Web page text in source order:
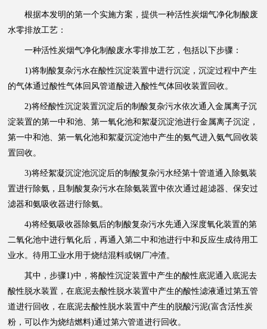
根据本发明的第一个实施方案，提供一种活性炭烟气净化制酸废
水零排放工艺：
一种活性炭烟气净化制酸废水零排放工艺，包括以下步骤：
1)将制酸复杂污水在酸性沉淀装置中进行沉淀，沉淀过程中产生
的气体通过酸性气体回风管道酸进入酸性气体回收装置回收。
2)将经酸性沉淀装置沉淀后的制酸复杂污水依次通入金属离子沉
淀装置的第一中和池、第一氧化池和絮凝沉淀池进行金属离子沉淀，
第一中和池、第一氧化池和絮凝沉淀池中产生的氨气进入氨气回收装
置回收。
3)将经絮凝沉淀池沉淀后的制酸复杂污水经第十管道通入除氨装
置进行除氨，且制酸复杂污水在除氨装置中依次通过超滤器、保安过
滤器和氨吸收器进行除氨。
4)将经氨吸收器除氨后的制酸复杂污水先通入深度氧化装置的第
二氧化池中进行氧化后，再通入第二中和池进行中和反应生成待用工
业水。待用工业水用于烧结混料或钢厂冲渣。
其中，步骤1)中，将酸性沉淀装置中产生的酸性底泥通入底泥去
酸性脱水装置，在底泥去酸性脱水装置中产生的酸性滤液通过第五管
道进行回收，在底泥去酸性脱水装置中产生的脱酸污泥(富含活性炭
粉，可以作为烧结燃料)通过第六管道进行回收。